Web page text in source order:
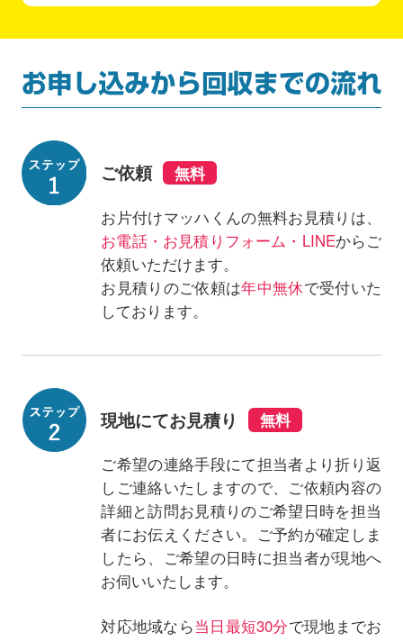
ご依頼
お片付けマッハくんの無料お見積りは、
お電話・お見積りフォーム・LINEからご
依頼いただけます。
お見積りのご依頼は年中無休で受付いた
しております。
現地にてお見積り
ご希望の連絡手段にて担当者より折り返
しご連絡いたしますので、ご依頼内容の
詳細と訪問お見積りのご希望日時を担当
者にお伝えください。ご予約が確定しま
したら、ご希望の日時に担当者が現地へ
お伺いいたします。
対応地域なら当日最短30分で現地までお